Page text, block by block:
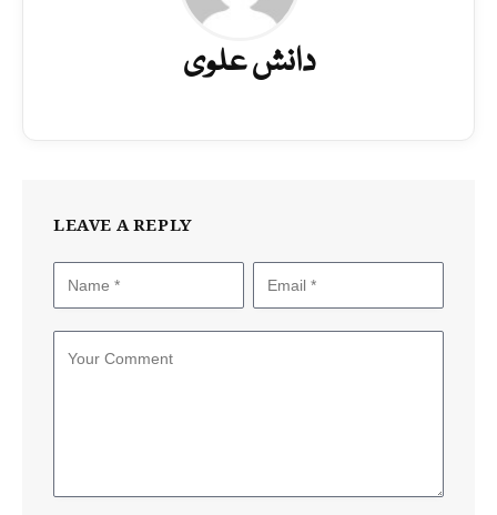
دانش علوی
LEAVE A REPLY